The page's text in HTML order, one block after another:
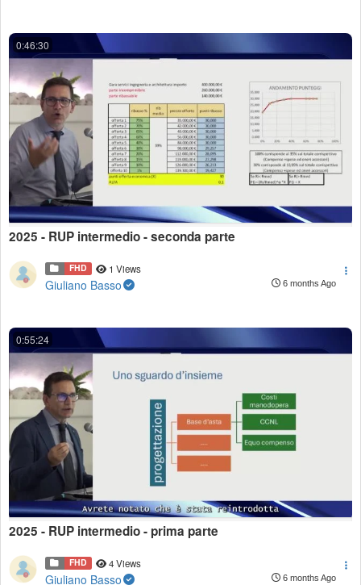
0:46:30
2025 - RUP intermedio - seconda parte
FHD 1 Views
Giuliano Basso 6 months Ago
0:55:24
2025 - RUP intermedio - prima parte
FHD 4 Views
Giuliano Basso 6 months Ago